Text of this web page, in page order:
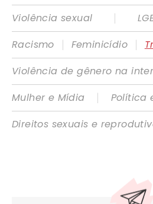
Violência sexual
|
Racismo
| Feminicídio |
Violência de gênero na
Mulher e Mídia
|
Política
Direitos sexuais e